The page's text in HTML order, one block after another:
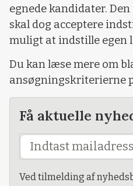
egnede kandidater.
skal dog acceptere
muligt at indstille egen
Du kan læse mere om
ansøgningskriterierne
Få aktuelle
Ved tilmelding af